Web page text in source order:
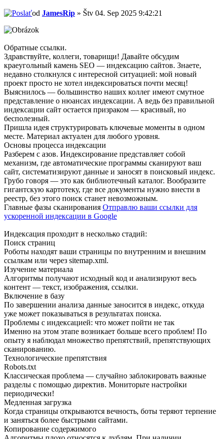
od JamesRip » Štv 04. Sep 2025 9:42:21
Обратные ссылки.
Здравствуйте, коллеги, товарищи! Давайте обсудим
краеугольный камень SEO — индексацию сайтов. Знаете,
недавно столкнулся с интересной ситуацией: мой новый
проект просто не хотел индексироваться почти месяц!
Выяснилось — большинство наших коллег имеют смутное
представление о нюансах индексации. А ведь без правильной
индексации сайт остается призраком — красивый, но
бесполезный.
Пришла идея структурировать ключевые моменты в одном
месте. Материал актуален для любого уровня.
Основы процесса индексации
Разберем с азов. Индексирование представляет собой
механизм, где автоматические программы сканируют ваш
сайт, систематизируют данные и заносят в поисковый индекс.
Грубо говоря — это как библиотечный каталог. Вообразите
гигантскую картотеку, где все документы нужно внести в
реестр, без этого поиск станет невозможным.
Главные фазы сканирования Отправлю ваши ссылки для
ускоренной индексации в Google
Индексация проходит в несколько стадий:
Поиск страниц
Роботы находят ваши страницы по внутренним и внешним
ссылкам или через sitemap.xml.
Изучение материала
Алгоритмы получают исходный код и анализируют весь
контент — текст, изображения, ссылки.
Включение в базу
По завершении анализа данные заносится в индекс, откуда
уже может показываться в результатах поиска.
Проблемы с индексацией: что может пойти не так
Именно на этом этапе возникает больше всего проблем! По
опыту я наблюдал множество препятствий, препятствующих
сканированию.
Технологические препятствия
Robots.txt
Классическая проблема — случайно заблокировать важные
разделы с помощью директив. Мониторьте настройки
периодически!
Медленная загрузка
Когда страницы открываются вечность, боты теряют терпение
и заняться более быстрыми сайтами.
Копирование содержимого